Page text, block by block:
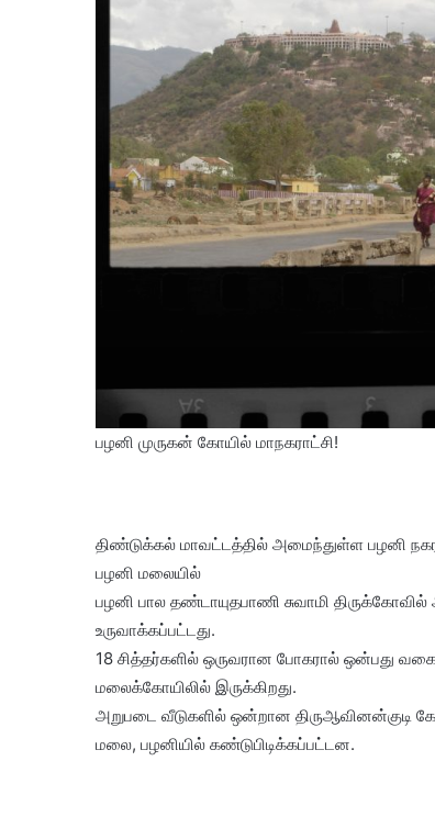
பழனி முருகன் கோயில் மாநகராட்சி!
திண்டுக்கல் மாவட்டத்தில் அமைந்துள்ள பழனி
பழனி மலையில்
பழனி பால தண்டாயுதபாணி சுவாமி
உருவாக்கப்பட்டது.
18 சித்தர்களில் ஒருவரான போகரால் ஒன்பது
மலைக்கோயிலில் இருக்கிறது.
அறுபடை வீடுகளில் ஒன்றான திருஆவினன்குடி
மலை, பழனியில் கண்டுபிடிக்கப்பட்டன.